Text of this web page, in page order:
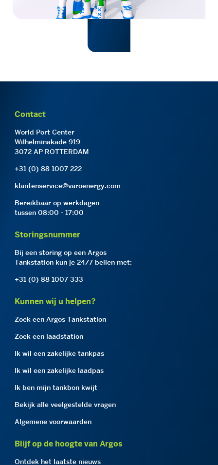
Contact
World Port Center
Wilhelminakade 919
3072 AP ROTTERDAM
+31 (0) 88 1007 222
klantenservice@varoenergy.com
Bereikbaar op werkdagen
tussen 08:00 - 17:00
Storingsnummer
Bij een storing op een Argos
Tankstation kun je 24/7 bellen met:
+31 (0) 88 1007 333
Kunnen wij u helpen?
Zoek een Argos Tankstation
Zoek een laadstation
Ik wil een zakelijke tankpas
Ik wil een zakelijke laadpas
Ik ben mijn tankbon kwijt
Bekijk alle veelgestelde vragen
Algemene voorwaarden
Blijf op de hoogte van Argos
Ontdek het laatste nieuws